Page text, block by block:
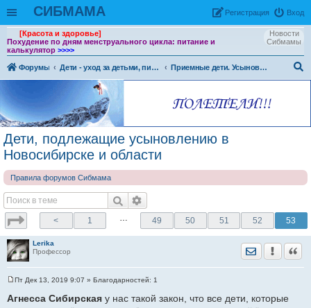
СИБМАМА Вход
Рeгиcтpaция
Новости
Сибмамы
[Красота и здоровье]
Похудение по дням менструального цикла: питание и
калькулятор >>>>
Форумы Дети - уход за детьми, питание и воспитание детей.
Приемные дети. Усыновление. Опека. Патронат.
Дети, подлежащие усыновлению в
Новосибирске и области
Правила форумов Сибмама
< 1 … 49 50 51 52 53
Lerika
Профессор
Отправить
о
Пт Дек 13, 2019 9:07 » Благодарностей: 1
Агнесса Сибирская у нас такой закон, что все дети, которые